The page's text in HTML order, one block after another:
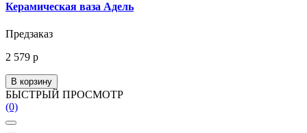
Керамическая ваза Адель
Предзаказ
2 579 р
В корзину
БЫСТРЫЙ ПРОСМОТР
(0)